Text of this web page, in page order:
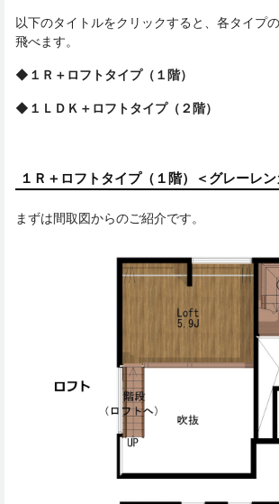
以下のタイトルをクリックすると、各タイプ
飛べます。
◆１Ｒ＋ロフトタイプ（１階）
◆１ＬＤＫ＋ロフトタイプ（２階）
１Ｒ＋ロフトタイプ（１階）＜グレーレン
まずは間取図からのご紹介です。